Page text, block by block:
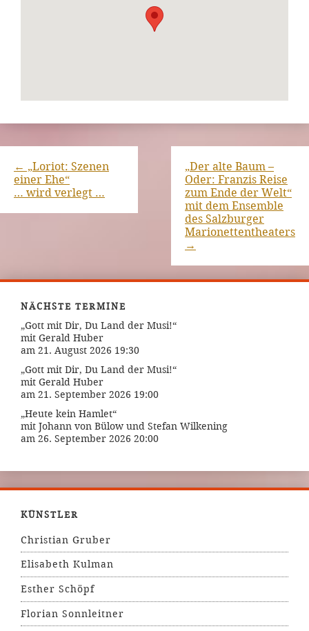
← „Loriot: Szenen
einer Ehe“
… wird verlegt …
„Der alte Baum –
Oder: Franzis Reise
zum Ende der Welt“
mit dem Ensemble
des Salzburger
Marionettentheaters
→
NÄCHSTE TERMINE
„Gott mit Dir, Du Land der Musi!“
mit Gerald Huber
am 21. August 2026 19:30
„Gott mit Dir, Du Land der Musi!“
mit Gerald Huber
am 21. September 2026 19:00
„Heute kein Hamlet“
mit Johann von Bülow und Stefan Wilkening
am 26. September 2026 20:00
KÜNSTLER
Christian Gruber
Elisabeth Kulman
Esther Schöpf
Florian Sonnleitner